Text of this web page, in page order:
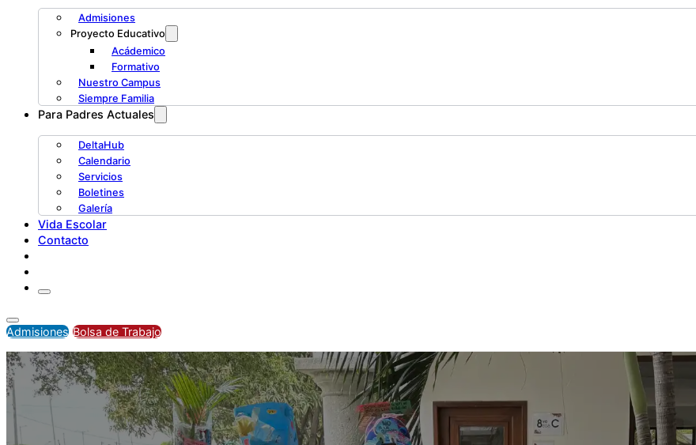
Admisiones
Proyecto Educativo
Acádemico
Formativo
Nuestro Campus
Siempre Familia
Para Padres Actuales
DeltaHub
Calendario
Servicios
Boletines
Galería
Vida Escolar
Contacto
Admisiones Bolsa de Trabajo